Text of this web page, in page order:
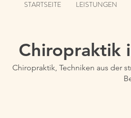
STARTSEITE LEISTUNGEN
Chiropraktik
Chiropraktik, Techniken aus der